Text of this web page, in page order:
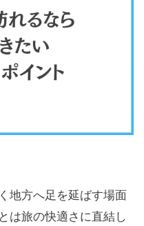
地方へ足を延ばす場面
は旅の快適さに直結し